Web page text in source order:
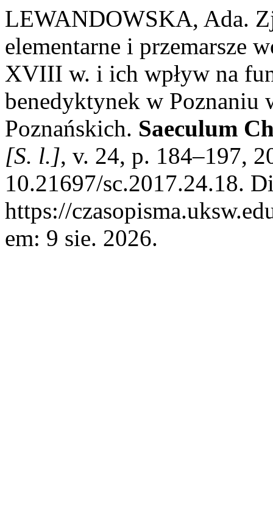
LEWANDOWSKA, Ada.
elementarne i przemarsze
XVIII w. i ich wpływ na
benedyktynek w
Poznańskich. Saeculum
[S. l.], v. 24, p. 184–197,
10.21697/sc.2017.24.18.
https://
em: 9 sie. 2026.